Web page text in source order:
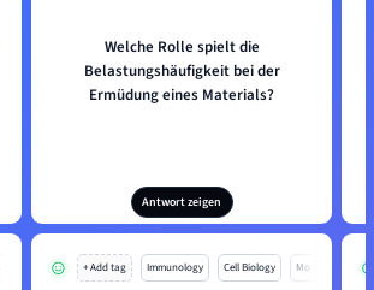
Welche Rolle spielt die
Belastungshäufigkeit bei der
Ermüdung eines Materials?
Antwort zeigen
+ Add tag Immunology Cell Biology Mo